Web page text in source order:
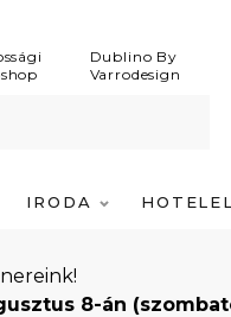
Dublino By
Varrodesign
IRODA
8-án